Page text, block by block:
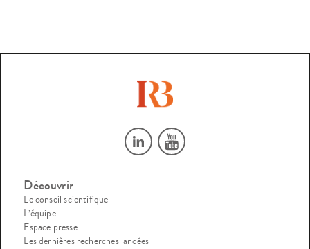
Découvrir
Le conseil scientifique
L’équipe
Espace presse
Les dernières recherches lancées